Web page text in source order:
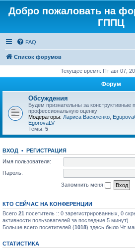
Добро пожаловать на
ГППЦ
FAQ
Список форумов
Текущее время: Пт авг 07,
Форум
Обсуждения
Будем признательны за конструктивные
профессиональную оценку
Модераторы: Лариса Василенко
EgorovaLV
Темы: 5
ВХОД • РЕГИСТРАЦИЯ
Имя пользователя:
Пароль:
Запомнить меня
КТО СЕЙЧАС НА КОНФЕРЕНЦИИ
Всего 21 посетитель :: 0 зарегистрированных, 0
активности пользователей за последние 5 минут)
Больше всего посетителей (1018) здесь было Чт
СТАТИСТИКА